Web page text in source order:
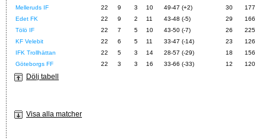
Melleruds IF
22 9 3 10 49-47 (+2) 30
177
Edet FK
22 9 2 11 43-48 (-5) 29
166
Tölö IF
22 7 5 10 43-50 (-7) 26
225
KF Velebit
22 6 5 11 33-47 (-14) 23
126
IFK Trollhättan
22 5 3 14 28-57 (-29) 18
156
Göteborgs FF
22 3 3 16 33-66 (-33) 12 120
Dölj tabell
Visa alla matcher